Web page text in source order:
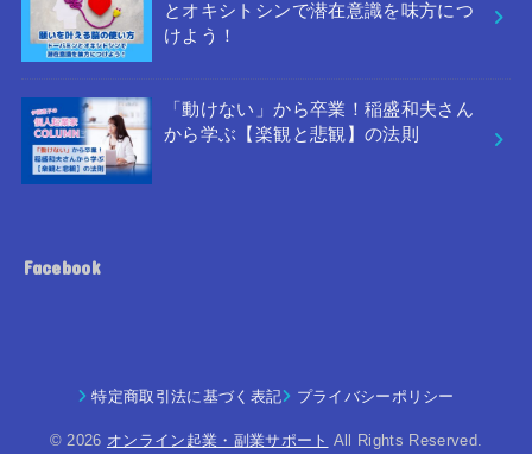
とオキシトシンで潜在意識を味方につ
けよう！
「動けない」から卒業！稲盛和夫さん
から学ぶ【楽観と悲観】の法則
Facebook
特定商取引法に基づく表記 プライバシーポリシー
© 2026 オンライン起業・副業サポート All Rights Reserved.